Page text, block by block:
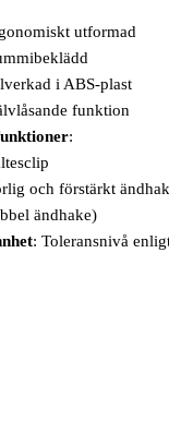
utformad
i ABS-plast
funktion
:
och förstärkt
ändhake)
: Toleransnivå